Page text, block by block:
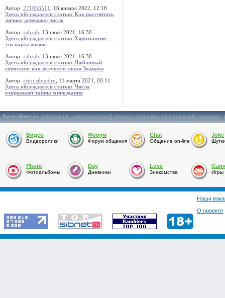
Автор: 271033511
, 16 января 2022, 12:18
Здесь обсуждается статья: Как рассчитать
личное денежное число
Автор: zabzab , 13 июля 2021, 16:30
Здесь обсуждается статья: Хиромантия —
это карта жизни
Автор: zabzab , 13 июля 2021, 16:30
Здесь обсуждается статья: Любовный
гороскоп: как целуются знаки Зодиака
Автор: astro.sibnet.ru , 11 марта 2021, 00:11
Здесь обсуждается статья: Числа
открывают тайны мироздания
Astro.sibnet.ru:астрология,астрологический прогноз,гороскоп,персональный гороскоп,
Видео
Видеоролики
Форум
Форум общения
Chat
Общение on-line
Joke
Photo
Фотоальбомы
Day
Дневники
Love
Знакомства Игры
Наши
О проекте